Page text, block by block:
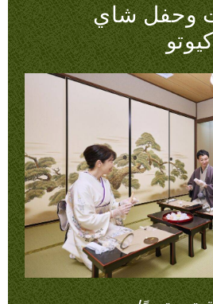
وحفل شاي